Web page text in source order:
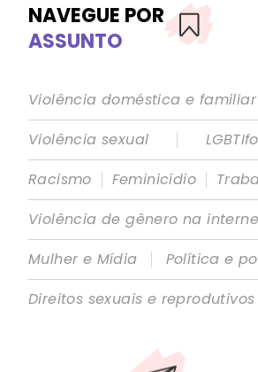
NAVEGUE POR
ASSUNTO
Violência doméstica e familiar
Violência sexual
|
Racismo | Feminicídio |
Violência de gênero na
Mulher e Mídia
|
Política e
Direitos sexuais e reprodutivos